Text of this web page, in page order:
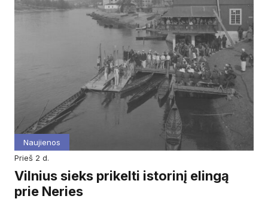
Naujienos
prieš 2 d.
Vilnius sieks prikelti istorinį elingą
prie Neries